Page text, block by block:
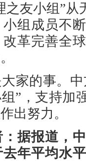
之友小组”
组成员不
革完善全
家的事。
”，支持加
出努力。
据报道，
年平均水